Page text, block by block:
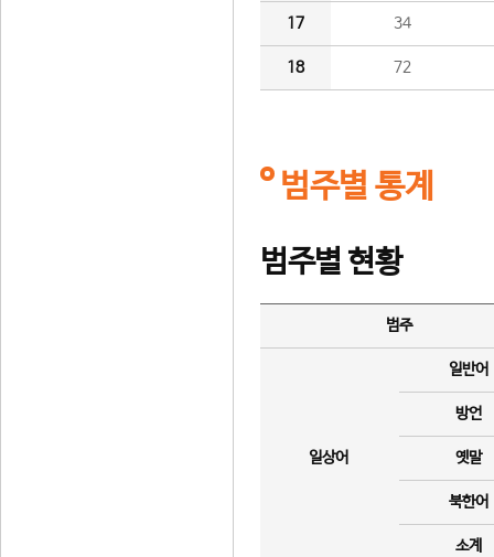
17 34
18 72
범주별 통계
범주별 현황
범주
일상어
일반어
방언
옛말
북한어
소계